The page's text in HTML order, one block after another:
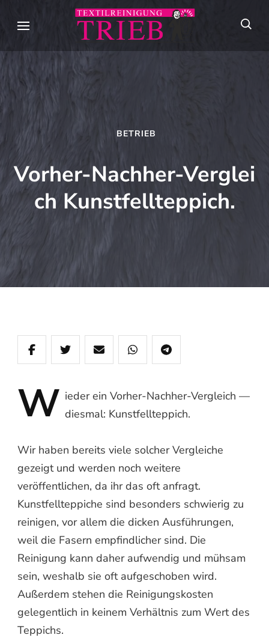
Enter)
Trieb
Textilpflege seit
BETRIEB
Vorher‑Nachher‑Verglei
ch Kunstfellteppich.
W iederein Vorher‑Nachher‑Vergleich —
diesmal: Kunstfellteppich.
Wir haben bereits viele solcher Vergleiche
gezeigt und werden noch weitere
veröffentlichen, da ihr das oft anfragt.
Kunstfellteppiche sind besonders schwierig zu
reinigen, vor allem die dicken Ausführungen,
weil die Fasern empfindlicher sind. Die
Reinigung kann daher aufwendig und mühsam
sein, weshalb sie oft aufgeschoben wird.
Außerdem stehen die Reinigungskosten
gelegentlich in keinem Verhältnis zum Wert des
Teppichs.